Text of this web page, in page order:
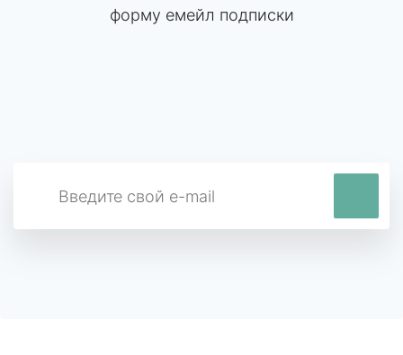
форму емейл подписки